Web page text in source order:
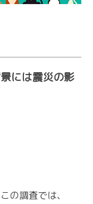
には震災の影
の調査では、